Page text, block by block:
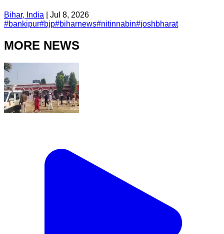
Bihar, India
Jul 8, 2026
#bankipur#bjp#biharnews#nitinnabin#joshbharat
MORE NEWS